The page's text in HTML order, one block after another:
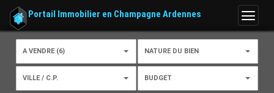
Menu
Portail Immobilier en Champagne Ardennes
A VENDRE (6) NATURE DU BIEN
VILLE / C.P. BUDGET